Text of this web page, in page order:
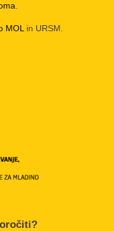
MOL in URSM.